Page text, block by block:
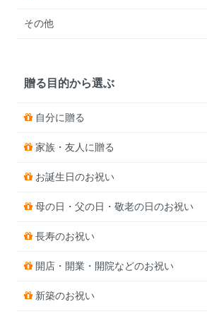
その他
贈る目的から選ぶ
自分に贈る
家族・友人に贈る
お誕生日のお祝い
母の日・父の日・敬老の日のお祝い
長寿のお祝い
開店・開業・開院などのお祝い
新築のお祝い